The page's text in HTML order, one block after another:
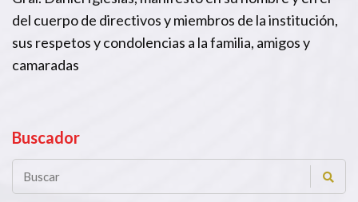
del cuerpo de directivos y miembros de la institución,
sus respetos y condolencias a la familia, amigos y
camaradas
Buscador